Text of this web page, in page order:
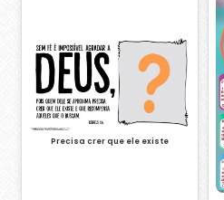
Precisa crer que ele existe